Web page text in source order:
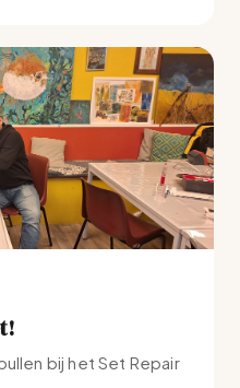
bij het Set Repair